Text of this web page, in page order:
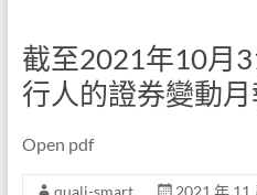
截至2021年10月
行人的證券變動
Open pdf
quali-smart 2021 年 11